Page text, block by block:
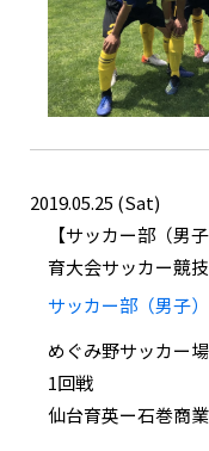
2019.05.25 (Sat)
サッカー部（男
育大会サッカー競技
サッカー部（男子
めぐみ野サッカー
1回戦
仙台育英ー石巻商業